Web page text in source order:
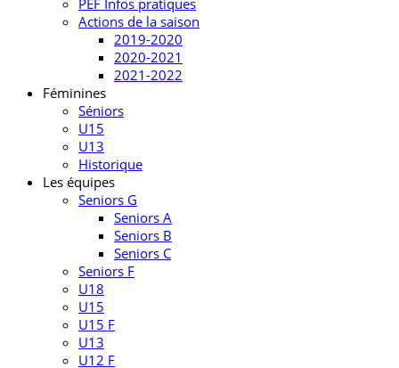
PEF Infos pratiques
Actions de la saison
2019-2020
2020-2021
2021-2022
Féminines
Séniors
U15
U13
Historique
Les équipes
Seniors G
Seniors A
Seniors B
Seniors C
Seniors F
U18
U15
U15 F
U13
U12 F